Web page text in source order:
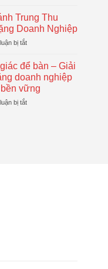
Thực
–
Giải
Quà
Doanh
Nghiệp
Hiệu
Quả
Tay
Tự
Động
Gọn
Đang
Được
Xu
Hướng
Trung Thu
Doanh Nghiệp
bị tắtở
Mẫu
Bánh
Trung
Thu
Dẻo
để bàn – Giải
doanh nghiệp
vững
bị tắtở